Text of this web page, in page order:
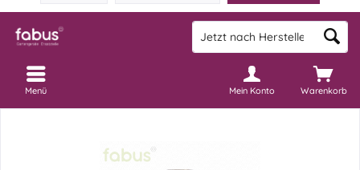
Warenkorb
Mein Konto
Menü